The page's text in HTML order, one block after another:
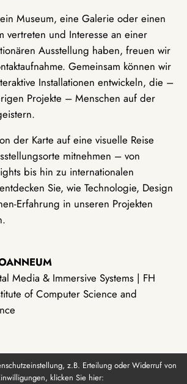
Museum, eine Galerie oder einen
vertreten und Interesse an einer
Ausstellung haben, freuen wir
Gemeinsam können wir
Installationen entwickeln, die –
Projekte – Menschen auf der
der Karte auf eine visuelle Reise
mitnehmen – von
bis hin zu internationalen
Sie, wie Technologie, Design
Erfahrung in unseren Projekten
Media & Immersive Systems | FH
of Computer Science and
z.B. Erteilung oder Widerruf von
klicken Sie hier: